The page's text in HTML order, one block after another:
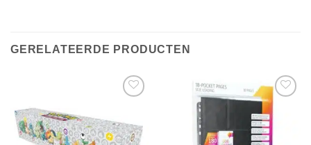
GERELATEERDE PRODUCTEN